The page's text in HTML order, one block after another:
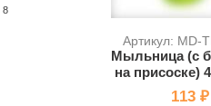
8
Артикул: MD-
Мыльница (с
на присоске)
113 ₽